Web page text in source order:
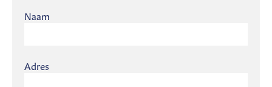
Naam
Adres